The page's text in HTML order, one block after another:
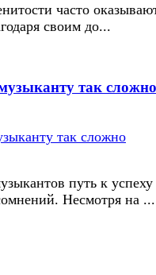
часто
своим до...
так сложно
путь к успеху
Несмотря на ...